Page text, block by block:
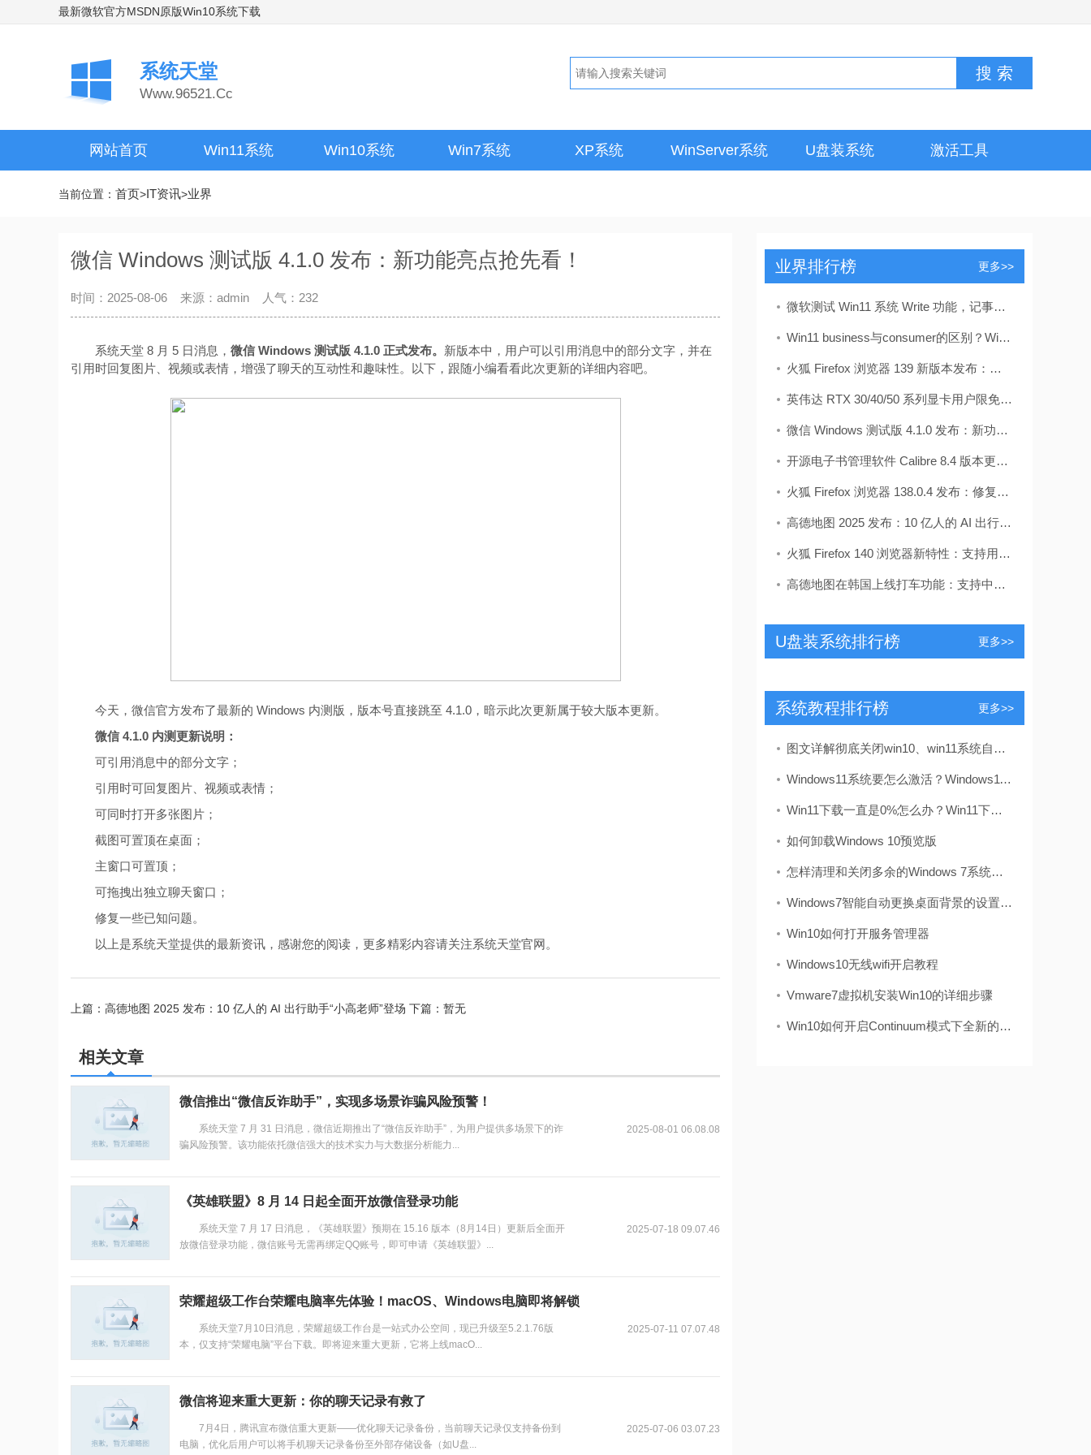
最新微软官方MSDN原版Win10系统下载
系统天堂
Www.96521.Cc
网站首页 Win11系统 Win10系统 Win7系统 XP系统 WinServer系统 U盘装系统 激活工具
当前位置： 首页>IT资讯>业界
微信 Windows 测试版 4.1.0 发布：新功能亮点抢先看！
时间：2025-08-06 来源：admin 人气： 232
系统天堂 8 月 5 日消息， 微信 Windows 测试版 4.1.0 正式发布。 新版本中，用户可以引用消息中的部分文字，并在
引用时回复图片、视频或表情，增强了聊天的互动性和趣味性。以下，跟随小编看看此次更新的详细内容吧。
今天，微信官方发布了最新的 Windows 内测版，版本号直接跳至 4.1.0，暗示此次更新属于较大版本更新。
微信 4.1.0 内测更新说明：
可引用消息中的部分文字；
引用时可回复图片、视频或表情；
可同时打开多张图片；
截图可置顶在桌面；
主窗口可置顶；
可拖拽出独立聊天窗口；
修复一些已知问题。
以上是系统天堂提供的最新资讯，感谢您的阅读，更多精彩内容请关注系统天堂官网。
上篇： 高德地图 2025 发布：10 亿人的 AI 出行助手“小高老师”登场 下篇：暂无
相关文章
微信推出“微信反诈助手”，实现多场景诈骗风险预警！
系统天堂 7 月 31 日消息，微信近期推出了“微信反诈助手”，为用户提供多场景下的诈
骗风险预警。该功能依托微信强大的技术实力与大数据分析能力...
2025-08-01 06.08.08
《英雄联盟》8 月 14 日起全面开放微信登录功能
系统天堂 7 月 17 日消息，《英雄联盟》预期在 15.16 版本（8月14日）更新后全面开
放微信登录功能，微信账号无需再绑定QQ账号，即可申请《英雄联盟》...
2025-07-18 09.07.46
荣耀超级工作台荣耀电脑率先体验！macOS、Windows电脑即将解锁
系统天堂7月10日消息，荣耀超级工作台是一站式办公空间，现已升级至5.2.1.76版
本，仅支持“荣耀电脑”平台下载。即将迎来重大更新，它将上线macO...
2025-07-11 07.07.48
微信将迎来重大更新：你的聊天记录有救了
7月4日，腾讯宣布微信重大更新——优化聊天记录备份，当前聊天记录仅支持备份到
电脑，优化后用户可以将手机聊天记录备份至外部存储设备（如U盘...
2025-07-06 03.07.23
业界排行榜 更多>>
微软测试 Win11 系统 Write 功能，记事本变身 AI 写
Win11 business与consumer的区别？Win11 consumer和busines
火狐 Firefox 浏览器 139 新版本发布：扩展页面支持
英伟达 RTX 30/40/50 系列显卡用户限免福利来了
微信 Windows 测试版 4.1.0 发布：新功能亮点抢先看
开源电子书管理软件 Calibre 8.4 版本更新：附更新
火狐 Firefox 浏览器 138.0.4 发布：修复两项漏洞
高德地图 2025 发布：10 亿人的 AI 出行助手“小高
火狐 Firefox 140 浏览器新特性：支持用户管理、删
高德地图在韩国上线打车功能：支持中文叫车、
U盘装系统排行榜 更多>>
系统教程排行榜 更多>>
图文详解彻底关闭win10、win11系统自带的windows d
Windows11系统要怎么激活？Windows11系统激活码合集
Win11下载一直是0%怎么办？Win11下载一直显示0%解决
如何卸载Windows 10预览版
怎样清理和关闭多余的Windows 7系统服务
Windows7智能自动更换桌面背景的设置方法
Win10如何打开服务管理器
Windows10无线wifi开启教程
Vmware7虚拟机安装Win10的详细步骤
Win10如何开启Continuum模式下全新的开始屏幕